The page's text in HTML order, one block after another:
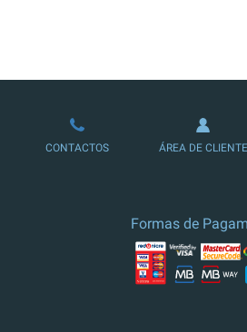
LOJA DE ASSINATURAS
CONTACTOS ÁREA DE CLIENTE
Formas de